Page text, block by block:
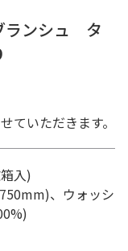
ランシュ タ
ていただきます。
入)
、ウォッシ